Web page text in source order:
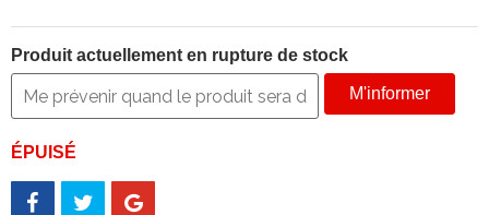
Produit actuellement en rupture de stock
M'informer
ÉPUISÉ